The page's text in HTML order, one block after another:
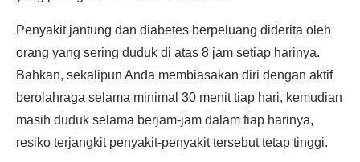
Penyakit jantung dan diabetes berpeluang diderita oleh
orang yang sering duduk di atas 8 jam setiap harinya.
Bahkan, sekalipun Anda membiasakan diri dengan aktif
berolahraga selama minimal 30 menit tiap hari, kemudian
masih duduk selama berjam-jam dalam tiap harinya,
resiko terjangkit penyakit-penyakit tersebut tetap tinggi.